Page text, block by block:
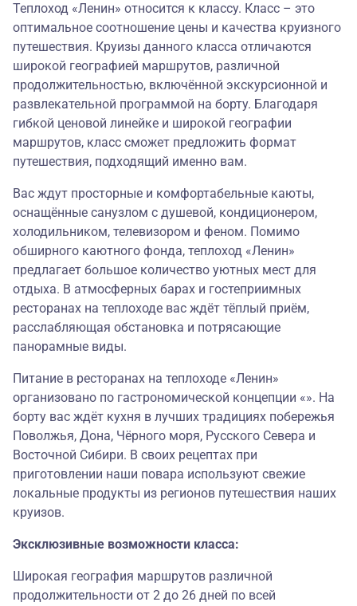
Теплоход «Ленин» относится к классу. Класс – это
оптимальное соотношение цены и качества круизного
путешествия. Круизы данного класса отличаются
широкой географией маршрутов, различной
продолжительностью, включённой экскурсионной и
развлекательной программой на борту. Благодаря
гибкой ценовой линейке и широкой географии
маршрутов, класс сможет предложить формат
путешествия, подходящий именно вам.
Вас ждут просторные и комфортабельные каюты,
оснащённые санузлом с душевой, кондиционером,
холодильником, телевизором и феном. Помимо
обширного каютного фонда, теплоход «Ленин»
предлагает большое количество уютных мест для
отдыха. В атмосферных барах и гостеприимных
ресторанах на теплоходе вас ждёт тёплый приём,
расслабляющая обстановка и потрясающие
панорамные виды.
Питание в ресторанах на теплоходе «Ленин»
организовано по гастрономической концепции «». На
борту вас ждёт кухня в лучших традициях побережья
Поволжья, Дона, Чёрного моря, Русского Севера и
Восточной Сибири. В своих рецептах при
приготовлении наши повара используют свежие
локальные продукты из регионов путешествия наших
круизов.
Эксклюзивные возможности класса:
Широкая география маршрутов различной
продолжительности от 2 до 26 дней по всей